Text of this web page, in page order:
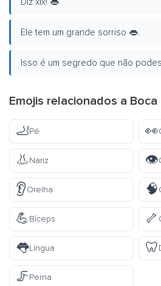
Ele tem um grande sorriso 👄.
Isso é um segredo que não
Emojis relacionados a Boca
🦶Pé 👀
👃Nariz 👁️
👂Orelha 🧠
💪Bíceps 🦴
👅Língua 🦷
🦵Perna